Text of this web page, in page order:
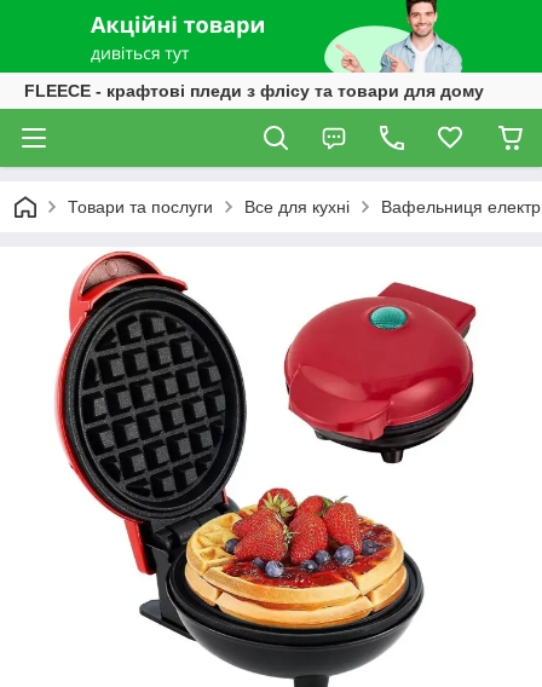
FLEECE - крафтові пледи з флісу та товари для дому
Товари та послуги Все для кухні Вафельниця